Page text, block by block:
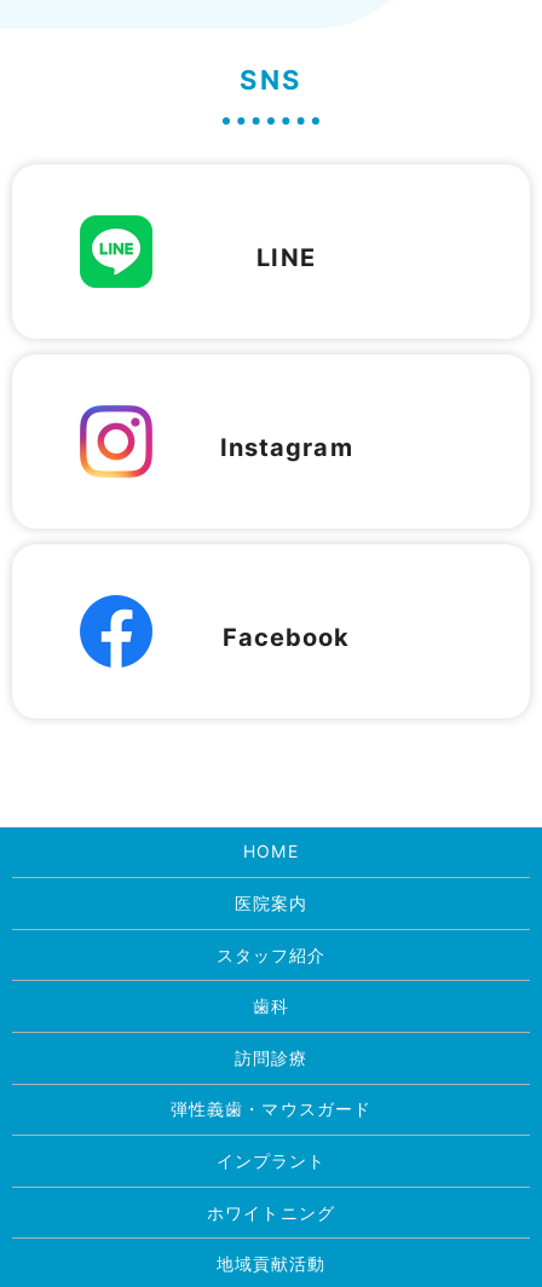
SNS
LINE
Instagram
Facebook
HOME
医院案内
スタッフ紹介
歯科
訪問診療
弾性義歯・マウスガード
インプラント
ホワイトニング
地域貢献活動